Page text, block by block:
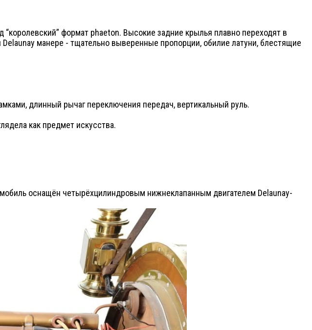
формат phaeton. Высокие задние крылья плавно переходят в
манере - тщательно выверенные пропорции, обилие латуни, блестящие
длинный рычаг переключения передач, вертикальный руль.
как предмет искусства.
оснащён четырёхцилиндровым нижнеклапанным двигателем Delaunay-